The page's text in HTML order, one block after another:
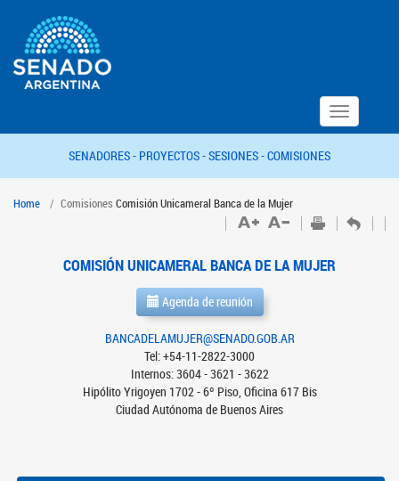
Toggle
navigation
SENADORES - PROYECTOS -SESIONES -COMISIONES
Home Comisiones Comisión Unicameral Banca de la Mujer
COMISIÓN UNICAMERAL BANCA DE LA MUJER
Agenda de reunión
BANCADELAMUJER@SENADO.GOB.AR
Tel: +54-11-2822-3000
Internos: 3604 - 3621 - 3622
Hipólito Yrigoyen 1702 - 6º Piso, Oficina 617 Bis
Ciudad Autónoma de Buenos Aires